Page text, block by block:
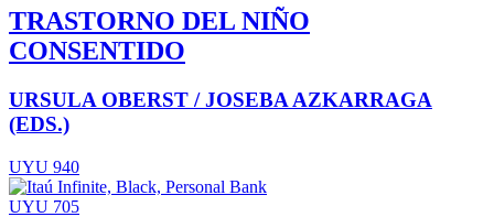
TRASTORNO DEL NIÑO
CONSENTIDO
URSULA OBERST / JOSEBA AZKARRAGA
(EDS.)
UYU 940
UYU 705